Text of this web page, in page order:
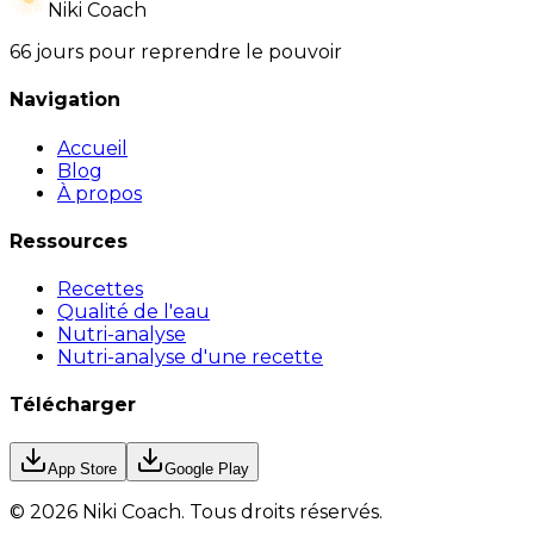
Niki Coach
66 jours pour reprendre le pouvoir
Navigation
Accueil
Blog
À propos
Ressources
Recettes
Qualité de l'eau
Nutri-analyse
Nutri-analyse d'une recette
Télécharger
App Store Google Play
© 2026 Niki Coach. Tous droits réservés.